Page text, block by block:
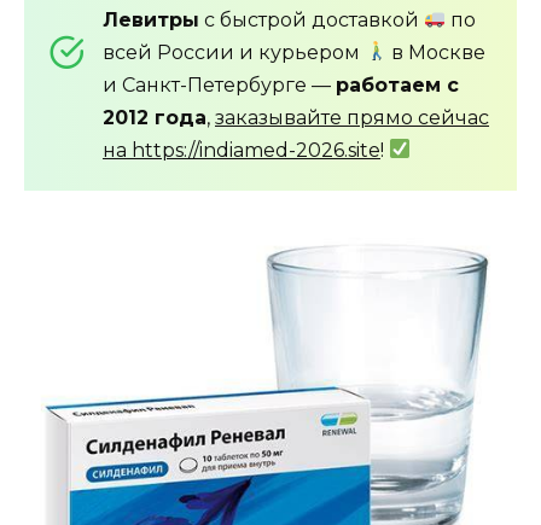
Левитры с быстрой доставкой
по
всей России и курьером
в Москве
и Санкт-Петербурге — работаем с
2012 года, заказывайте прямо сейчас
на https://indiamed-2026.site!